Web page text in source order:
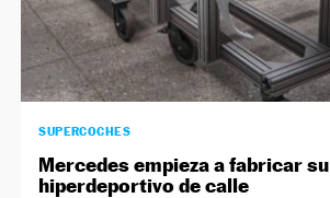
SUPERCOCHES
Mercedes empieza a fabricar su
hiperdeportivo de calle